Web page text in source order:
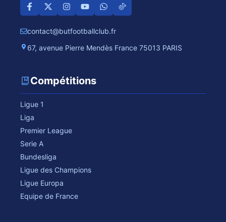
contact@butfootballclub.fr
67, avenue Pierre Mendès France 75013 PARIS
Compétitions
Ligue 1
Liga
Premier League
Serie A
Bundesliga
Ligue des Champions
Ligue Europa
Equipe de France